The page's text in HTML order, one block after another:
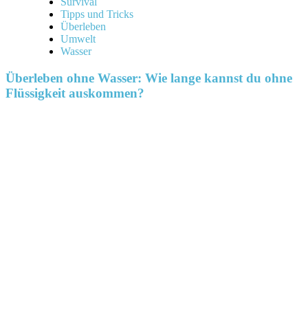
Tipps und Tricks
Überleben
Umwelt
Wasser
Überleben ohne Wasser: Wie lange kannst du ohne
Flüssigkeit auskommen?